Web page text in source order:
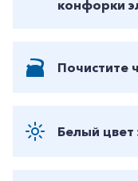
конфорки
Почистите
Белый